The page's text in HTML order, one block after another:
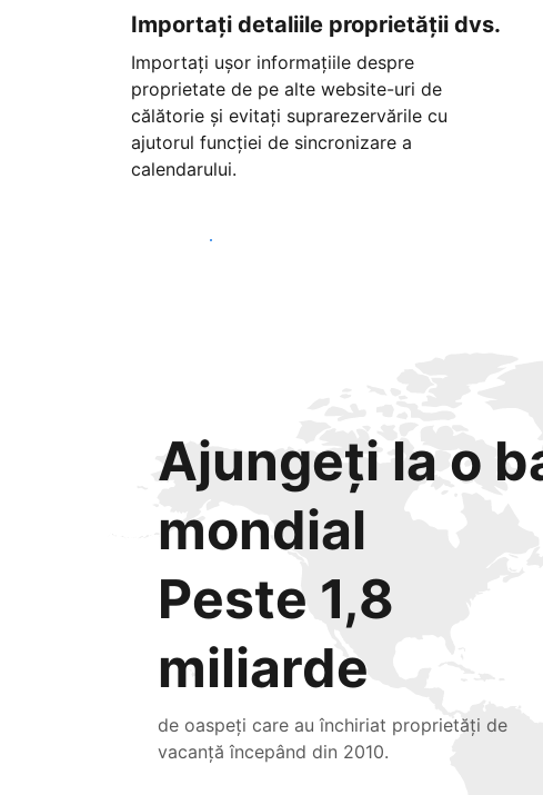
Importați detaliile proprietății dvs.
Importați ușor informațiile despre
proprietate de pe alte website-uri de
călătorie și evitați suprarezervările cu
ajutorul funcției de sincronizare a
calendarului.
Începeți astăzi
Ajungeți la o
mondial
Peste 1,8
miliarde
de oaspeți care au închiriat proprietăți de
vacanță începând din 2010.